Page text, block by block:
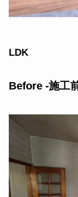
LDK
Before -施工